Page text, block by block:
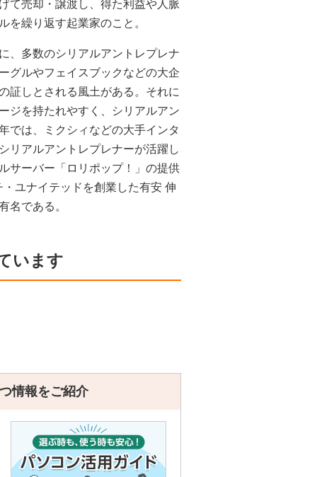
て売却・譲渡し、得た利益や人脈
を繰り返す起業家のこと。
、多数のシリアルアントレプレナ
グルやフェイスブックなどの大企
証しとされる風土がある。それに
ジを持たれやすく、シリアルアン
では、ミクシィなどの大手インタ
リアルアントレプレナーが活躍し
サーバー「ロリポップ！」の提供
ユナイテッドを創業した有安 伸
名である。
います
情報をご紹介